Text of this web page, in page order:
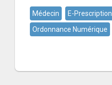
Médecin
E-Prescription
Ordonnance Numérique